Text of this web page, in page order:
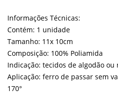
Informações Técnicas:
Contém: 1 unidade
Tamanho: 11x 10cm
Composição: 100% Poliamida
Indicação: tecidos de algodão
Aplicação: ferro de passar sem
170°